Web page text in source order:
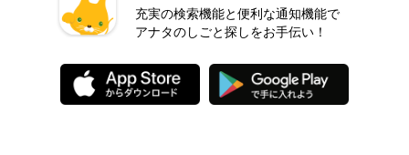
充実の検索機能と便利な通知機能で
アナタのしごと探しをお手伝い！